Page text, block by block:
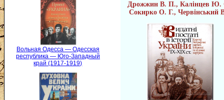
Вольная Одесса — Одесская
республика — Юго-Западный
край (1917-1919)
Дрожжин В. П., Калінцев Ю.
Сокирко О. Г., Червінський